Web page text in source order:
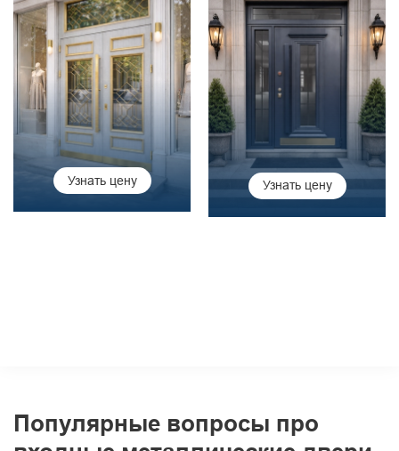
Узнать цену Узнать цену
Популярные вопросы про